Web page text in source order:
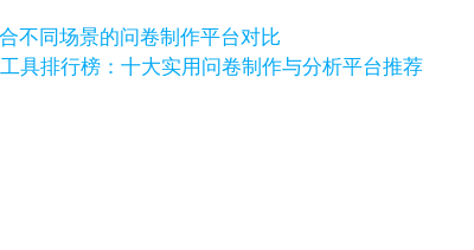
不同场景的问卷制作平台对比
具排行榜：十大实用问卷制作与分析平台推荐